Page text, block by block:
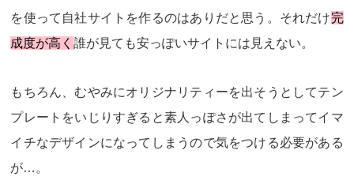
を使って自社サイトを作るのはありだと思う。それだけ完
成度が高く誰が見ても安っぽいサイトには見えない。
もちろん、むやみにオリジナリティーを出そうとしてテン
プレートをいじりすぎると素人っぽさが出てしまってイマ
イチなデザインになってしまうので気をつける必要がある
が…。